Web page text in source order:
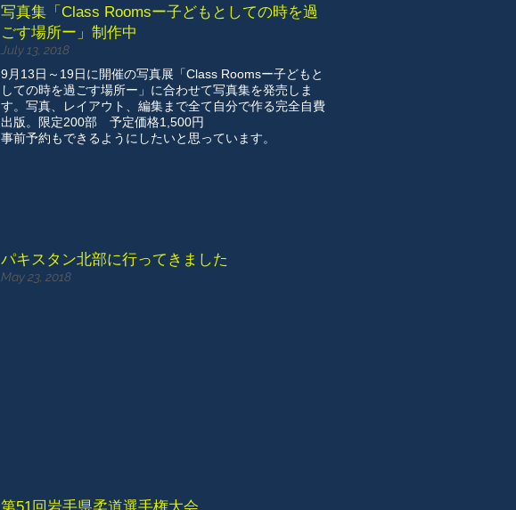
写真集「Class Roomsー子どもとしての時を過
ごす場所ー」制作中
July 13, 2018
9月13日～19日に開催の写真展「Class Roomsー子どもと
しての時を過ごす場所ー」に合わせて写真集を発売しま
す。写真、レイアウト、編集まで全て自分で作る完全自費
出版。限定200部 予定価格1,500円
​事前予約もできるようにしたいと思っています。
パキスタン北部に行ってきました
May 23, 2018